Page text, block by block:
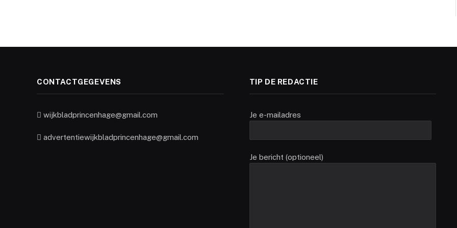
CONTACTGEGEVENS
wijkbladprincenhage@gmail.com
advertentiewijkbladprincenhage@gmail.com
TIP DE REDACTIE
Je e-mailadres
Je bericht (optioneel)